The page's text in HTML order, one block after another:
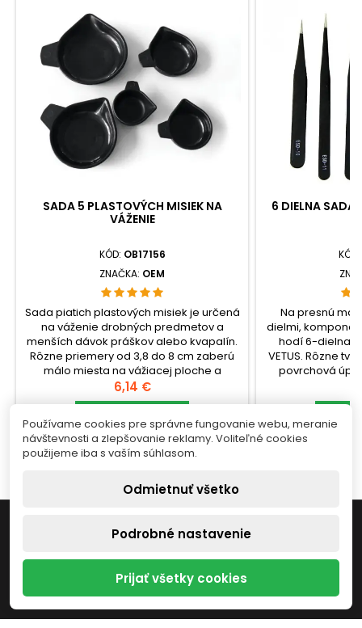
SADA 5 PLASTOVÝCH MISIEK NA
VÁŽENIE
KÓD: OB17156
ZNAČKA: OEM
Sada piatich plastových misiek je určená
na váženie drobných predmetov a
menších dávok práškov alebo kvapalín.
Rôzne priemery od 3,8 do 8 cm zaberú
málo miesta na vážiacej ploche a
umožnia zvoliť misku podľa množstva
materiálu, aby sa obsah voľne zmestil
plastových misiek na
váženiecheck_circleBalenie: 5 ks
(priemer 3,8–8...
Cena
6,14 €
Skladom
6 DIELNA SADA
KÓD:
Na presnú
dielmi,
hodí 6-dielna
VETUS. Rôzne
povrchová
ochranné krytky
Sada
NÁŠ OBCHOD 
VÁŠ ÚČET 
Používame cookies pre správne fungovanie webu, meranie
návštevnosti a zlepšovanie reklamy. Voliteľné cookies
použijeme iba s vaším súhlasom.
Odmietnuť všetko
Podrobné nastavenie
Prijať všetky cookies